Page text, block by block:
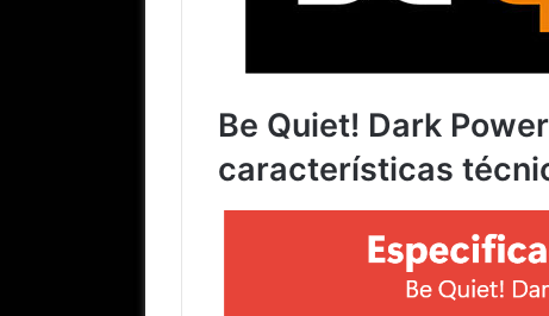
Be Quiet! Dark
características